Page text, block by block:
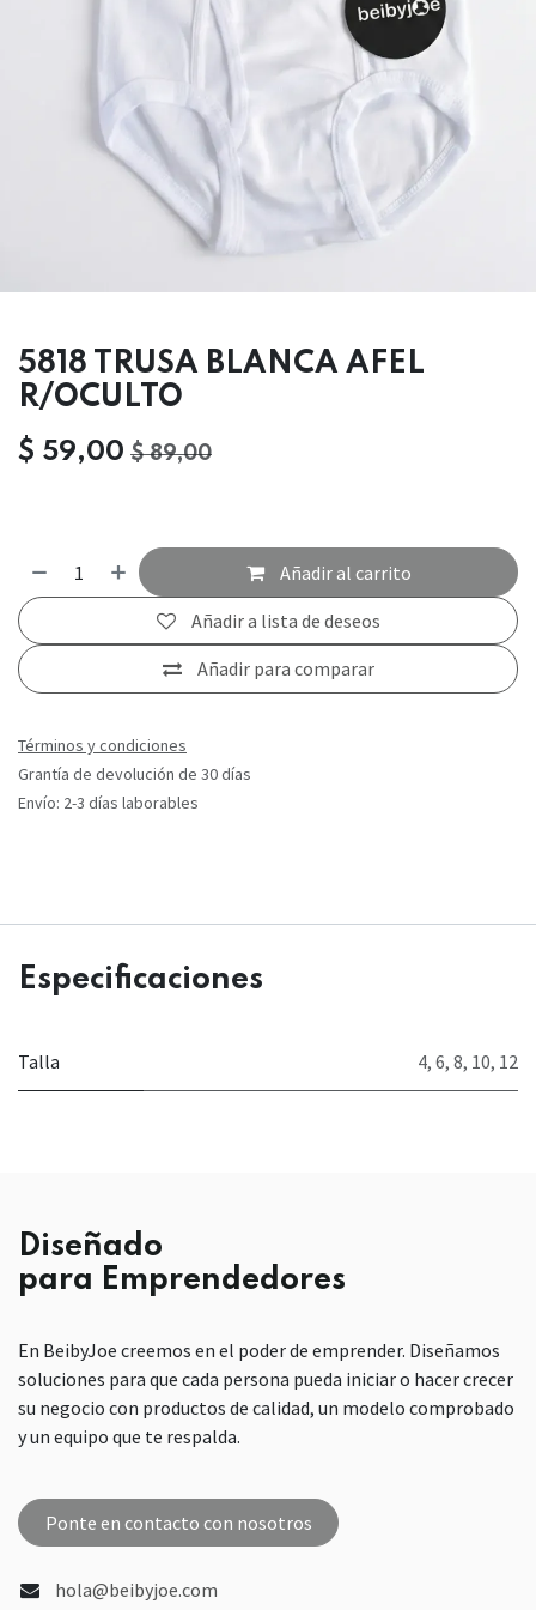
5818 TRUSA BLANCA AFEL
R/OCULTO
$ 59,00 $89,00
Añadir al carrito
Añadir para comparar
Añadir a lista de deseos
Términos y condiciones
Grantía de devolución de 30 días
Envío: 2-3 días laborables
Especificaciones
Talla 4, 6, 8, 10, 12
Diseñado
para Emprendedores
En BeibyJoe creemos en el poder de emprender. Diseñamos
soluciones para que cada persona pueda iniciar o hacer crecer
su negocio con productos de calidad, un modelo comprobado
y un equipo que te respalda.
Ponte en contacto con nosotros
hola@beibyjoe.com